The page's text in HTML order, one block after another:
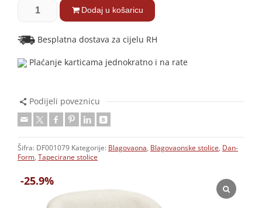
-25.9%
Dodaj u košaricu
Besplatna dostava za cijelu RH
Plaćanje karticama jednokratno i na rate
Podijeli poveznicu
Šifra: DF001079 Kategorije: Blagovaona, Blagovaonske stolice, Dan-
Form, Tapecirane stolice